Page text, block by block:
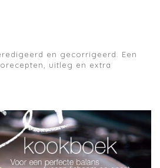
en gecorrigeerd. Een
uitleg en extra